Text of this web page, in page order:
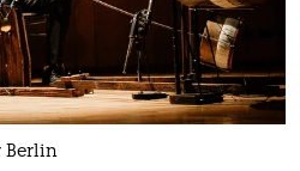
Berlin